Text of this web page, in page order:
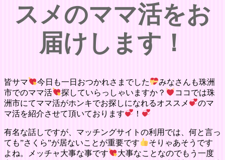
スメのママ活をお
届けします！
皆サマ 今日も一日おつかれさまでした
みなさんも珠洲
市でのママ活
探していらっしゃいますか？
ココでは珠
洲市にてママ活がホンキでお探しになれるオススメ
のマ
マ活を紹介させて頂いております
！
有名な話しですが、マッチングサイトの利用では、何と言っ
ても”さくら”が居ないことが重要です
そりゃあそうです
よね。メッチャ大事な事です
大事なことなのでもう一度